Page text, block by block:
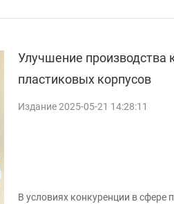
Улучшение
пластиковых корпусов
Издание 2025-05-21 14:28:11
В условиях конкуренции в